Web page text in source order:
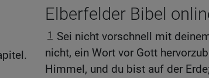
Elberfelder Bibel
1 Sei nicht vorschnell mit
nicht, ein Wort vor Gott
Himmel, und du bist auf der